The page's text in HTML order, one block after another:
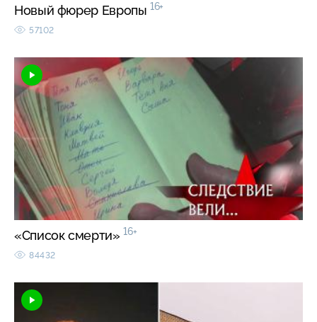
Новый фюрер Европы 16+
57102
«Список смерти» 16+
84432